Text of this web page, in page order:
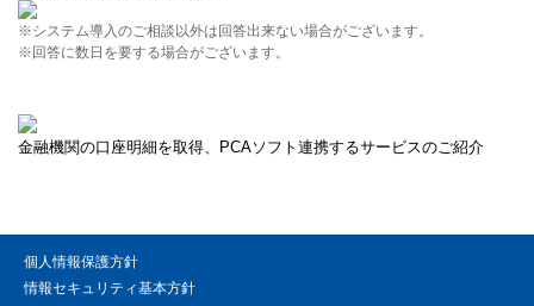
※システム導入のご相談以外は回答出来ない場合がございます。
※回答に数日を要する場合がございます。
金融機関の口座明細を取得、PCAソフト連携するサービスのご紹介
個人情報保護方針
情報セキュリティ基本方針